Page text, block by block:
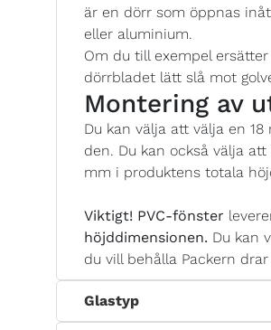
är en dörr som öppnas
eller aluminium.
Om du till exempel
dörrbladet lätt slå mot
Montering av
Du kan välja att välja en
den. Du kan också välja
mm i produktens totala
Viktigt! PVC-fönster
höjddimensionen. Du kan
du vill behålla Packern
Glastyp